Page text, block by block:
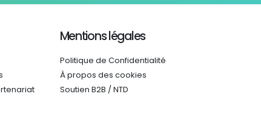
Mentions légales
Politique de Confidentialité
À propos des cookies
Soutien B2B / NTD